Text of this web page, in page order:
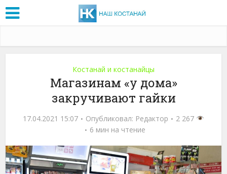
Костанай и костанайцы
Магазинам «у дома»
закручивают гайки
17.04.2021 15:07 Опубликовал: Редактор
2 267
6 мин на чтение